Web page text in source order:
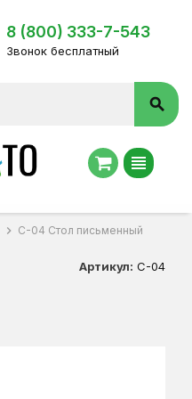
8 (800) 333-7-543
Звонок бесплатный
search
view_headline
chevron_right С-04 Стол письменный
Артикул: С-04